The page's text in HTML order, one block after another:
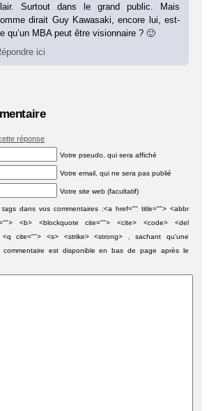
Surtout dans le grand public. Mais
dirait Guy Kawasaki, encore lui, est-
qu’un MBA peut être visionnaire ? 🙂
ici
réponse
Votre pseudo, qui sera affiché
Votre email, qui ne sera pas publié
Votre site web (facultatif)
dans vos commentaires :<a href="" title=""> <abbr
<b> <blockquote cite=""> <cite> <code> <del
<q cite=""> <s> <strike> <strong> , sachant qu'une
commentaire est disponible en bas de page après le